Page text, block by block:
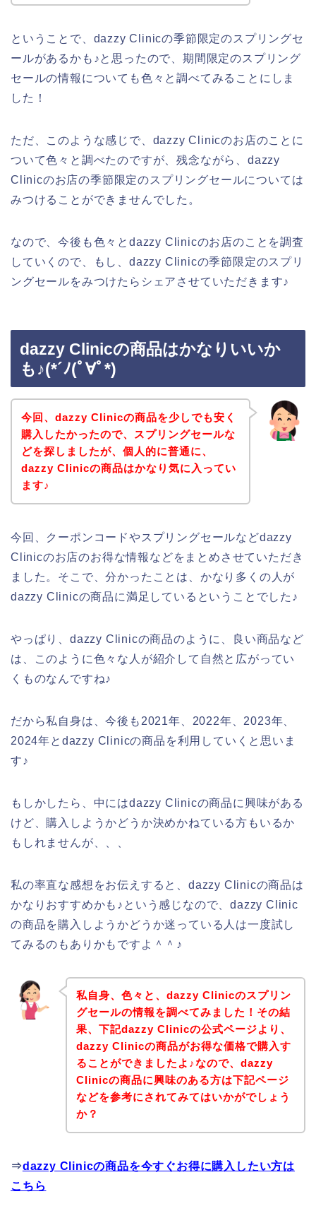
ということで、dazzy Clinicの季節限定のスプリングセ
ールがあるかも♪と思ったので、期間限定のスプリング
セールの情報についても色々と調べてみることにしま
した！
ただ、このような感じで、dazzy Clinicのお店のことに
ついて色々と調べたのですが、残念ながら、dazzy
Clinicのお店の季節限定のスプリングセールについては
みつけることができませんでした。
なので、今後も色々とdazzy Clinicのお店のことを調査
していくので、もし、dazzy Clinicの季節限定のスプリ
ングセールをみつけたらシェアさせていただきます♪
dazzy Clinicの商品はかなりいいか
も♪(*´ﾉ(ﾟ∀ﾟ*)
今回、dazzy Clinicの商品を少しでも安く
購入したかったので、スプリングセールな
どを探しましたが、個人的に普通に、
dazzy Clinicの商品はかなり気に入ってい
ます♪
今回、クーポンコードやスプリングセールなどdazzy
Clinicのお店のお得な情報などをまとめさせていただき
ました。そこで、分かったことは、かなり多くの人が
dazzy Clinicの商品に満足しているということでした♪
やっぱり、dazzy Clinicの商品のように、良い商品など
は、このように色々な人が紹介して自然と広がってい
くものなんですね♪
だから私自身は、今後も2021年、2022年、2023年、
2024年とdazzy Clinicの商品を利用していくと思いま
す♪
もしかしたら、中にはdazzy Clinicの商品に興味がある
けど、購入しようかどうか決めかねている方もいるか
もしれませんが、、、
私の率直な感想をお伝えすると、dazzy Clinicの商品は
かなりおすすめかも♪という感じなので、dazzy Clinic
の商品を購入しようかどうか迷っている人は一度試し
てみるのもありかもですよ＾＾♪
私自身、色々と、dazzy Clinicのスプリン
グセールの情報を調べてみました！その結
果、下記dazzy Clinicの公式ページより、
dazzy Clinicの商品がお得な価格で購入す
ることができましたよ♪なので、dazzy
Clinicの商品に興味のある方は下記ページ
などを参考にされてみてはいかがでしょう
か？
⇒dazzy Clinicの商品を今すぐお得に購入したい方は
こちら